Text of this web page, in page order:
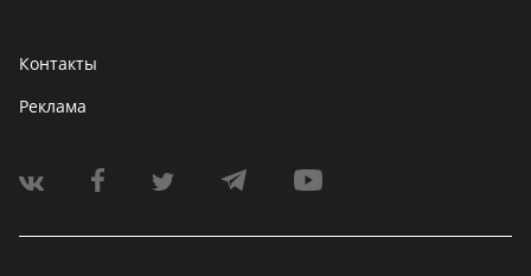
Контакты
Реклама